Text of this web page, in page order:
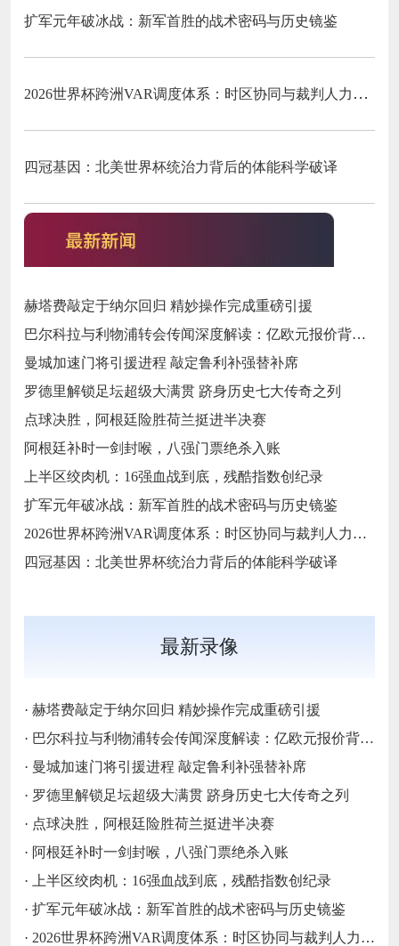
扩军元年破冰战：新军首胜的战术密码与历史镜鉴
2026世界杯跨洲VAR调度体系：时区协同与裁判人力配置优化策略
四冠基因：北美世界杯统治力背后的体能科学破译
赫塔费敲定于纳尔回归 精妙操作完成重磅引援
巴尔科拉与利物浦转会传闻深度解读：亿欧元报价背后的战略博弈与市场逻辑‌
曼城加速门将引援进程 敲定鲁利补强替补席
罗德里解锁足坛超级大满贯 跻身历史七大传奇之列
点球决胜，阿根廷险胜荷兰挺进半决赛
阿根廷补时一剑封喉，八强门票绝杀入账
上半区绞肉机：16强血战到底，残酷指数创纪录
扩军元年破冰战：新军首胜的战术密码与历史镜鉴
2026世界杯跨洲VAR调度体系：时区协同与裁判人力配置优化策略
四冠基因：北美世界杯统治力背后的体能科学破译
最新录像
· 赫塔费敲定于纳尔回归 精妙操作完成重磅引援
· 巴尔科拉与利物浦转会传闻深度解读：亿欧元报价背后的战略博弈与市场逻辑‌
· 曼城加速门将引援进程 敲定鲁利补强替补席
· 罗德里解锁足坛超级大满贯 跻身历史七大传奇之列
· 点球决胜，阿根廷险胜荷兰挺进半决赛
· 阿根廷补时一剑封喉，八强门票绝杀入账
·
上半区绞肉机：16强血战到底，残酷指数创纪录
· 扩军元年破冰战：新军首胜的战术密码与历史镜鉴
· 2026世界杯跨洲VAR调度体系：时区协同与裁判人力配置优化策略